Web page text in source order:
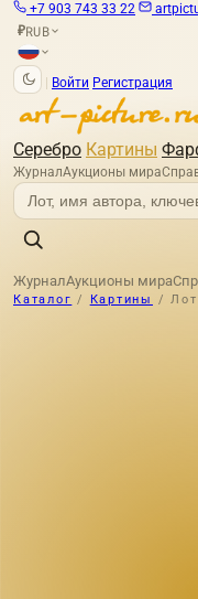
+7 903 743 33 22
₽RUB
Войти Регистрация
Серебро Картины
ЖурналАукционы мира
ЖурналАукционы мира
Каталог / Картины /